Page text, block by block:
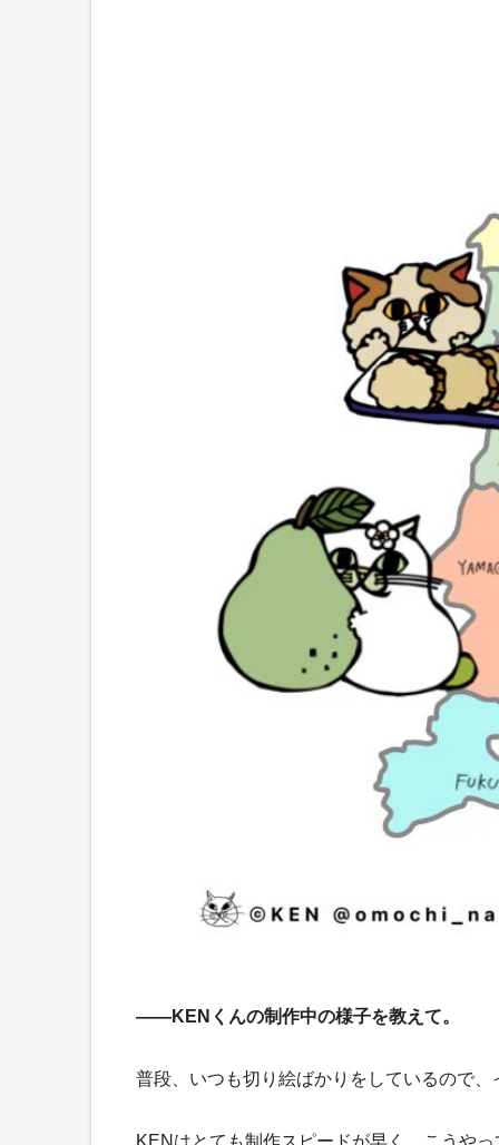
――KENくんの制作中の様子を教えて。
普段、いつも切り絵ばかりをしているので
KENはとても制作スピードが早く、こうや